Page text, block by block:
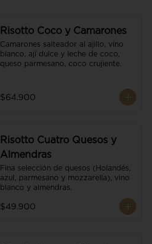
Risotto Coco y Camarones
Camarones salteador al ajillo, vino
blanco, ají dulce y leche de coco,
queso parmesano, coco crujiente.
$64.900
Risotto Cuatro Quesos y
Almendras
Fina selección de quesos (Holandés,
azul, parmesano y mozzarella), vino
blanco y almendras.
$49.900